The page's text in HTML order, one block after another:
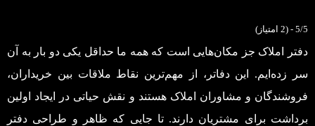
5/5 - (2 امتیاز)
دفتر املاک جز مکان‌هایی است که همه ما حداقل یکی دو بار به آن
سر زده‌ایم. این دفاتر، از مهم‌ترین نقاط ملاقات بین خریداران،
فروشندگان و مشاوران املاک هستند و نقش حیاتی در ایجاد اولین
برداشت برای مشتریان دارند. تا جایی که ظاهر و طراحی دفتر